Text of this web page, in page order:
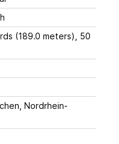
(189.0 meters), 50
Nordrhein-